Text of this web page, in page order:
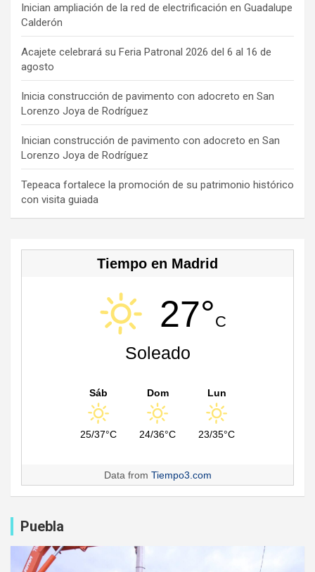
b
o
o
k
a
d
s
gr
a
m
o
k
T
u
b
e
C
h
a
n
n
el
Inician ampliación de la red de electrificación en Guadalupe
Calderón
Acajete celebrará su Feria Patronal 2026 del 6 al 16 de
agosto
Inicia construcción de pavimento con adocreto en San
Lorenzo Joya de Rodríguez
Inician construcción de pavimento con adocreto en San
Lorenzo Joya de Rodríguez
Tepeaca fortalece la promoción de su patrimonio histórico
con visita guiada
Tiempo en Madrid
27°C
Soleado
Sáb
25/37°C
Dom
24/36°C
Lun
23/35°C
Data from Tiempo3.com
Puebla